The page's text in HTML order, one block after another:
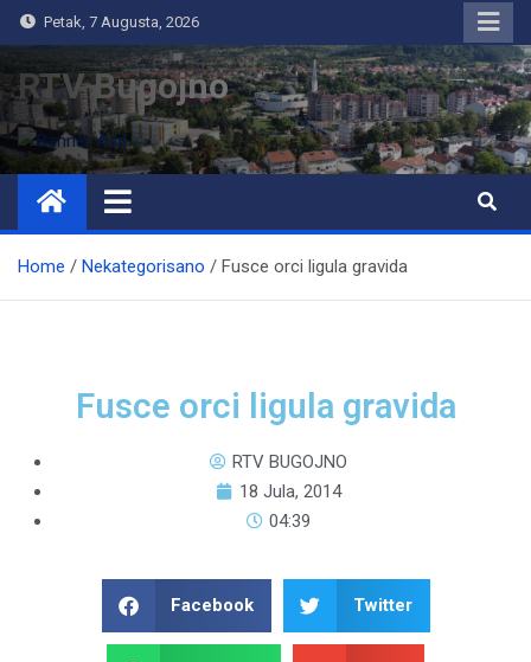
Petak, 7 Augusta, 2026
RTV Bugojno
Home Nekategorisano Fusce orci ligula gravida
Fusce orci ligula gravida
RTV BUGOJNO
18 Jula, 2014
04:39
Facebook Twitter